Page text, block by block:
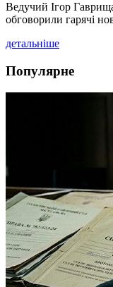
Ведучий Ігор
обговорили гарячі
детальніше
Популярне